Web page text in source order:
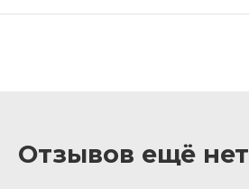
Отзывов ещё нет